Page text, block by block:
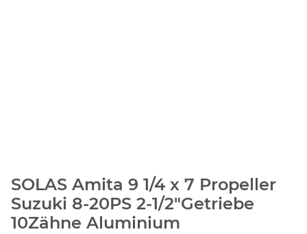
SOLAS Amita 9 1/4 x 7 Propeller
Suzuki 8-20PS 2-1/2"Getriebe
10Zähne Aluminium